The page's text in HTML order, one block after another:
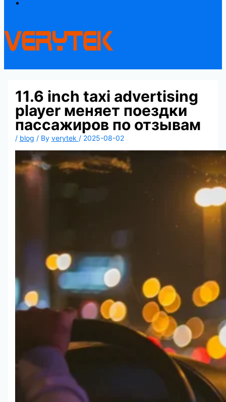
11.6 inch taxi advertising
player меняет поездки
пассажиров по отзывам
/ blog / By verytek / 2025-08-02